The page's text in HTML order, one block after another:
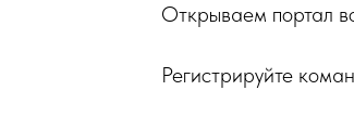
Открываем портал
Регистрируйте